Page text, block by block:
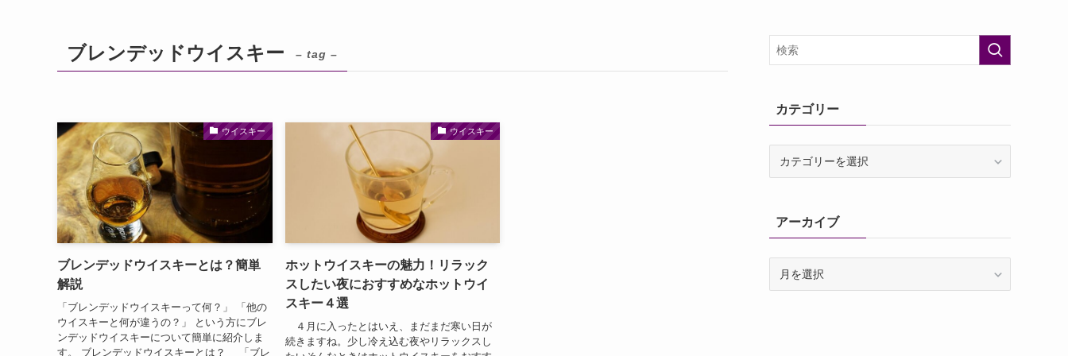
ブレンデッドウイスキー – tag –
ウイスキー
ブレンデッドウイスキーとは？簡単
解説
「ブレンデッドウイスキーって何？」 「他の
ウイスキーと何が違うの？」 という方にブレ
ンデッドウイスキーについて簡単に紹介しま
す。 ブレンデッドウイスキーとは？ 「ブレ
ウイスキー
ホットウイスキーの魅力！リラック
スしたい夜におすすめなホットウイ
スキー４選
４月に入ったとはいえ、まだまだ寒い日が
続きますね。少し冷え込む夜やリラックスし
カテゴリー
ーアーカイブ